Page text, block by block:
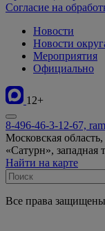
Согласие на
Новости
Новости
Мероприятия
Официально
12+
8-496-46-3-12-67,
Московская
«Сатурн», западная
Найти на карте
Все права